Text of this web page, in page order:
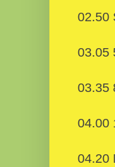
02.50
03.05
03.35
04.00
04.20